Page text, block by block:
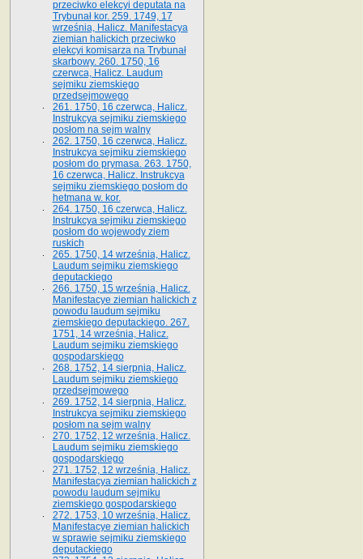
przeciwko elekcyi deputata na
Trybunał kor. 259. 1749, 17
września, Halicz. Manifestacya
ziemian halickich przeciwko
elekcyi komisarza na Trybunał
skarbowy. 260. 1750, 16
czerwca, Halicz. Laudum
sejmiku ziemskiego
przedsejmowego
261. 1750, 16 czerwca, Halicz.
Instrukcya sejmiku ziemskiego
posłom na sejm walny
262. 1750, 16 czerwca, Halicz.
Instrukcya sejmiku ziemskiego
posłom do prymasa. 263. 1750,
16 czerwca, Halicz. Instrukcya
sejmiku ziemskiego posłom do
hetmana w. kor.
264. 1750, 16 czerwca, Halicz.
Instrukcya sejmiku ziemskiego
posłom do wojewody ziem
ruskich
265. 1750, 14 września, Halicz.
Laudum sejmiku ziemskiego
deputackiego
266. 1750, 15 września, Halicz.
Manifestacye ziemian halickich z
powodu laudum sejmiku
ziemskiego deputackiego. 267.
1751, 14 września, Halicz.
Laudum sejmiku ziemskiego
gospodarskiego
268. 1752, 14 sierpnia, Halicz.
Laudum sejmiku ziemskiego
przedsejmowego
269. 1752, 14 sierpnia, Halicz.
Instrukcya sejmiku ziemskiego
posłom na sejm walny
270. 1752, 12 września, Halicz.
Laudum sejmiku ziemskiego
gospodarskiego
271. 1752, 12 września, Halicz.
Manifestacya ziemian halickich z
powodu laudum sejmiku
ziemskiego gospodarskiego
272. 1753, 10 września, Halicz.
Manifestacye ziemian halickich
w sprawie sejmiku ziemskiego
deputackiego